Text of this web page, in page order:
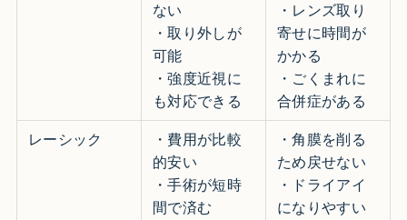
ない
・取り外しが
可能
・強度近視に
も対応できる
・レンズ取り
寄せに時間が
かかる
・ごくまれに
合併症がある
レーシック
・費用が比較
的安い
・手術が短時
間で済む
・角膜を削る
ため戻せない
・ドライアイ
になりやすい